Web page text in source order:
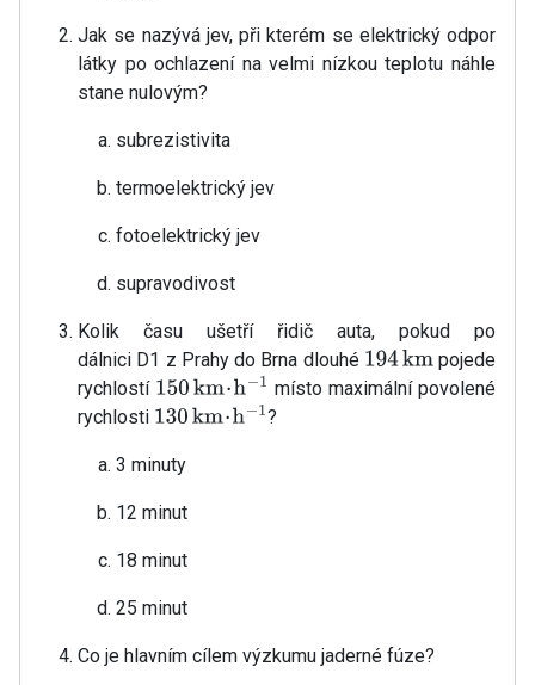
Jak se nazývá jev, při kterém se elektrický odpor
látky po ochlazení na velmi nízkou teplotu náhle
stane nulovým?
subrezistivita
termoelektrický jev
fotoelektrický jev
supravodivost
Kolik času ušetří řidič auta, pokud po
dálnici D1 z Prahy do Brna dlouhé 194km pojede
rychlostí 150km⋅h−1
místo maximální povolené
rychlosti 130km⋅h−1 ?
3 minuty
12 minut
18 minut
25 minut
Co je hlavním cílem výzkumu jaderné fúze?